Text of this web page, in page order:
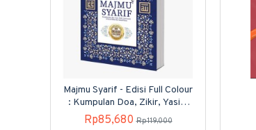
Majmu Syarif - Edisi Full Colour
: Kumpulan Doa, Zikir, Yasin,
Tahlil, Surah-surah
Rp85,680 Rp119,000